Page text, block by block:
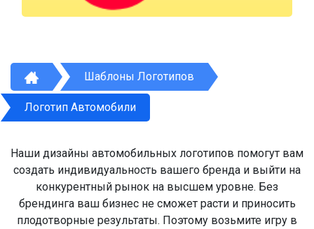
Шаблоны Логотипов
Логотип Автомобили
Наши дизайны автомобильных логотипов помогут вам
создать индивидуальность вашего бренда и выйти на
конкурентный рынок на высшем уровне. Без
брендинга ваш бизнес не сможет расти и приносить
плодотворные результаты. Поэтому возьмите игру в